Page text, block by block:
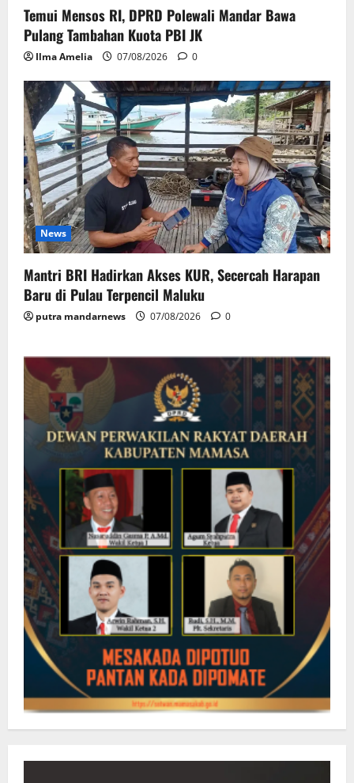
Temui Mensos RI, DPRD Polewali Mandar Bawa
Pulang Tambahan Kuota PBI JK
Ilma Amelia 07/08/2026 0
News
Mantri BRI Hadirkan Akses KUR, Secercah Harapan
Baru di Pulau Terpencil Maluku
putra mandarnews 07/08/2026 0